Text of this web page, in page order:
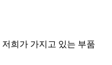
희가 가지고 있는 부품